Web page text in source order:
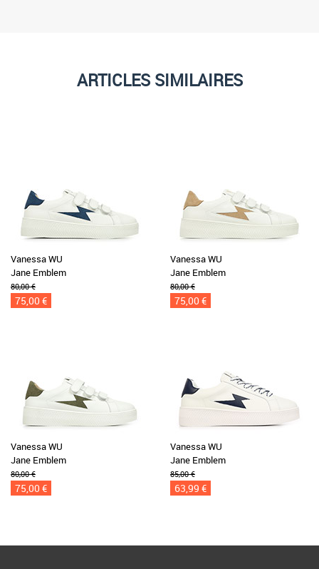
ARTICLES SIMILAIRES
Vanessa WU
Jane Emblem
80,00 €
75,00 €
Vanessa WU
Jane Emblem
80,00 €
75,00 €
Vanessa WU
Jane Emblem
80,00 €
75,00 €
Vanessa WU
Jane Emblem
85,00 €
63,99 €